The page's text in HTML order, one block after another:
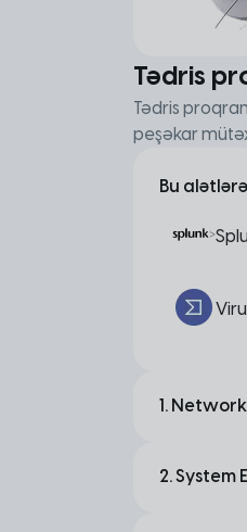
Tədris
Tədris
peşəkar
Bu
1.
2.